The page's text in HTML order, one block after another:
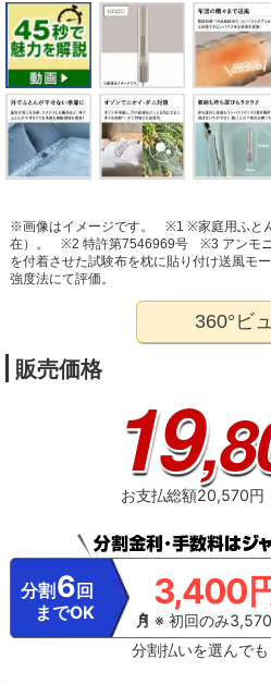
※画像はイメージです。
※1 ※家庭用ふと
在）。
※2 特許第7546969号
※3 アンモ
を付着させた試験布を枕に貼り付け送風モ
強度法にて評価。
360°ビ
販売価格
19
お支払総額20,570円
分割 6 回
までOK
3,400
※ 初回のみ
分割払いを選んで